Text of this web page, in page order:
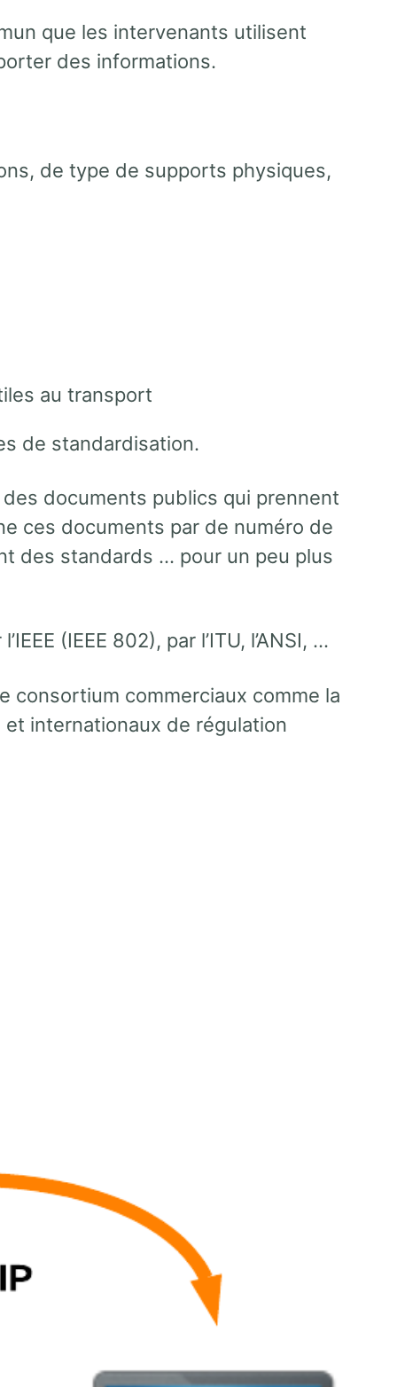
que les intervenants utilisent
des informations.
de type de supports physiques,
au transport
de standardisation.
des documents publics qui prennent
ces documents par de numéro de
des standards … pour un peu plus
(IEEE 802), par l’ITU, l’ANSI, …
consortium commerciaux comme la
internationaux de régulation